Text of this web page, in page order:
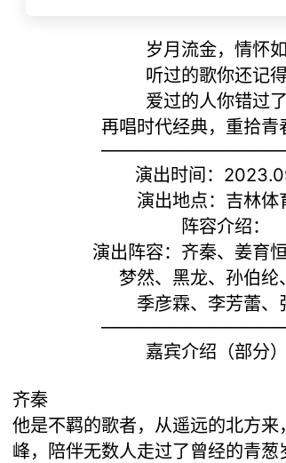
岁月流金，情怀
听过的歌你还记
爱过的人你错过
再唱时代经典，重拾青
演出时间：
演出地点：吉林体
阵容介绍：
演出阵容：齐秦、姜育
梦然、黑龙、孙伯纶
季彦霖、李芳蕾、
嘉宾介绍（部分）
齐秦
他是不羁的歌者，从遥远的北方
峰，陪伴无数人走过了曾经的青